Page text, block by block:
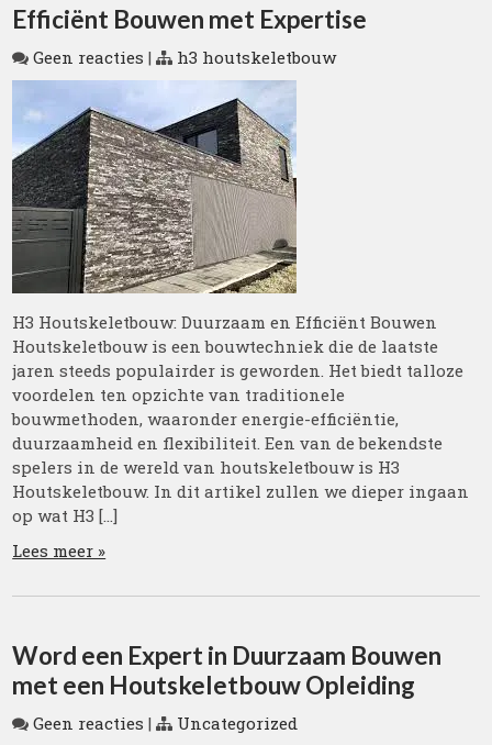
Efficiënt Bouwen met Expertise
Geen reacties | h3 houtskeletbouw
H3 Houtskeletbouw: Duurzaam en Efficiënt Bouwen
Houtskeletbouw is een bouwtechniek die de laatste
jaren steeds populairder is geworden. Het biedt talloze
voordelen ten opzichte van traditionele
bouwmethoden, waaronder energie-efficiëntie,
duurzaamheid en flexibiliteit. Een van de bekendste
spelers in de wereld van houtskeletbouw is H3
Houtskeletbouw. In dit artikel zullen we dieper ingaan
op wat H3 […]
Lees meer »
Word een Expert in Duurzaam Bouwen
met een Houtskeletbouw Opleiding
Geen reacties | Uncategorized